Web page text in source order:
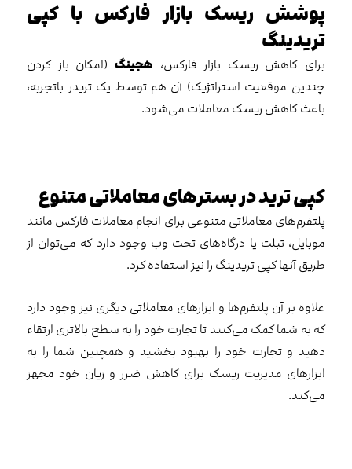
پوشش ریسک بازار فارکس با کپی
تریدینگ
برای کاهش ریسک بازار فارکس، هجینگ (امکان باز کردن
چندین موقعیت استراتژیک) آن هم توسط یک تریدر باتجربه،
باعث کاهش ریسک معاملات می‌شود.
کپی ترید در بسترهای معاملاتی متنوع
پلتفرم‌های معاملاتی متنوعی برای انجام معاملات فارکس مانند
موبایل، تبلت یا درگاه‌های تحت وب وجود دارد که می‌توان از
طریق آنها کپی تریدینگ را نیز استفاده کرد.
علاوه بر آن پلتفرم‌ها و ابزارهای معاملاتی دیگری نیز وجود دارد
که به شما کمک می‌کنند تا تجارت خود را به سطح بالاتری ارتقاء
دهید و تجارت خود را بهبود بخشید و همچنین شما را به
ابزارهای مدیریت ریسک برای کاهش ضرر و زیان خود مجهز
می‌کند.